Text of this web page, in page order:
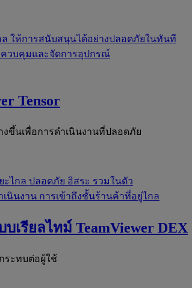
ให้การสนับสนุนได้อย่างปลอดภัยในทันที
ควบคุมและจัดการอุปกรณ์
Tensor
งขึ้นเพื่อการดำเนินงานที่ปลอดภัย
ะไกล ปลอดภัย อิสระ รวมในตัว
เนินงาน การเข้าถึงชั้นร้านค้าที่อยู่ไกล
เรียลไทม์ TeamViewer DEX
ระทบต่อผู้ใช้